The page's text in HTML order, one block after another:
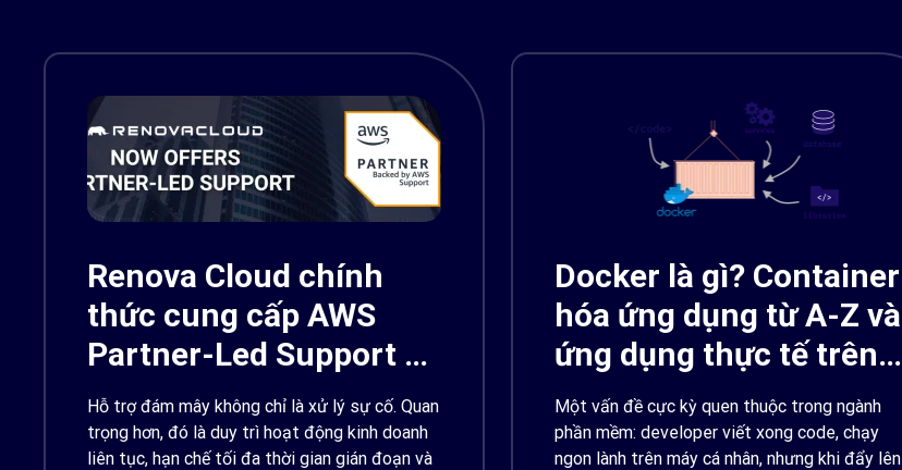
Renova Cloud chính
thức cung cấp AWS
Partner-Led Support –
Backed by AWS
Support
Hỗ trợ đám mây không chỉ là xử lý sự cố. Quan
trọng hơn, đó là duy trì hoạt động kinh doanh
liên tục, hạn chế tối đa thời gian gián đoạn và
Docker là gì? Container
hóa ứng dụng từ A-Z và
ứng dụng thực tế trên
AWS
Một vấn đề cực kỳ quen thuộc trong ngành
phần mềm: developer viết xong code, chạy
ngon lành trên máy cá nhân, nhưng khi đẩy lên